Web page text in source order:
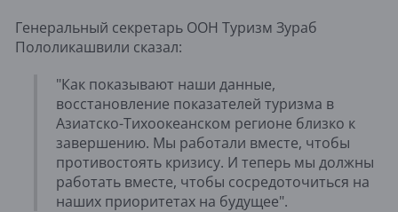
Генеральный секретарь ООН Туризм Зураб
Пололикашвили сказал:
"Как показывают наши данные,
восстановление показателей туризма в
Азиатско-Тихоокеанском регионе близко к
завершению. Мы работали вместе, чтобы
противостоять кризису. И теперь мы должны
работать вместе, чтобы сосредоточиться на
наших приоритетах на будущее".